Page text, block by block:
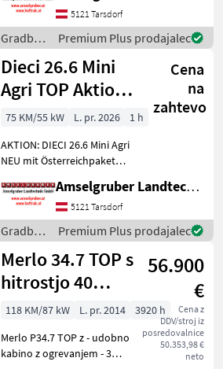
AKTION: DIECI 26.6 E
Elektro Mini Agri NEU mit
Österreichpaket (TOP
5121 Tarsdorf
Gradbeni
stroji /
Dieci
Premium Plus prodajalec
Dieci 26.6 Mini
Agri TOP Aktion
mit
Österreichpaket
Cena
na
zahtevo
75 KM/55 kW L. pr. 2026
1 h
AKTION: DIECI 26.6 Mini Agri
NEU mit Österreichpaket
Kg Traglast -578cm
Hubhöhe
Werkzeugunterkante -Unter
200cm Bauhöhe -75 PS 4
Zylind
Amselgruber Landtechnik GmbH
5121 Tarsdorf
Gradbeni
stroji /
Dieci
Premium Plus prodajalec
Merlo 34.7 TOP s
hitrostjo 40
km/h / certifikat
o homologaciji
56.900
€
Cena z
DDV/stroj iz
posredovalnice
50.353,98 €
neto
118 KM/87 kW L. pr. 2014
3920 h
Merlo P34.7 TOP z - udobno
kabino z ogrevanjem - 3